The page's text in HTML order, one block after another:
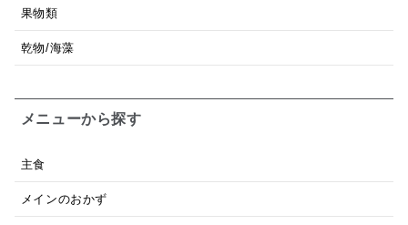
果物類
乾物/海藻
メニューから探す
主食
メインのおかず